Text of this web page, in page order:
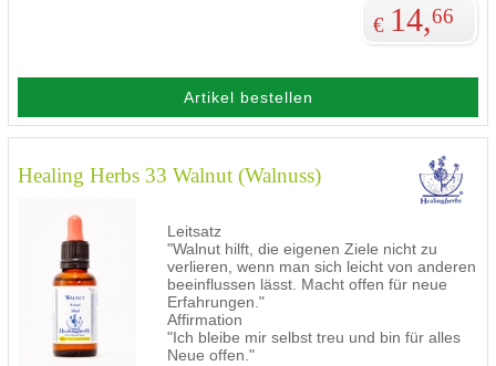
€ 14,66
Artikel bestellen
Healing Herbs 33 Walnut (Walnuss)
Leitsatz
"Walnut hilft, die eigenen Ziele nicht zu
verlieren, wenn man sich leicht von anderen
beeinflussen lässt. Macht offen für neue
Erfahrungen."
Affirmation
"Ich bleibe mir selbst treu und bin für alles
Neue offen."